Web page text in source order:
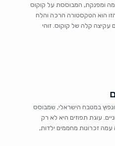
ומפנקת, המבוססת על קוקוס
הוא הטקסטורה הרכה והלח
קלה של קוקוס. זוהי
במטבח הישראלי, שמבוסס
עוגת תפוזים היא לא רק
זכרונות מחממים ילדות,